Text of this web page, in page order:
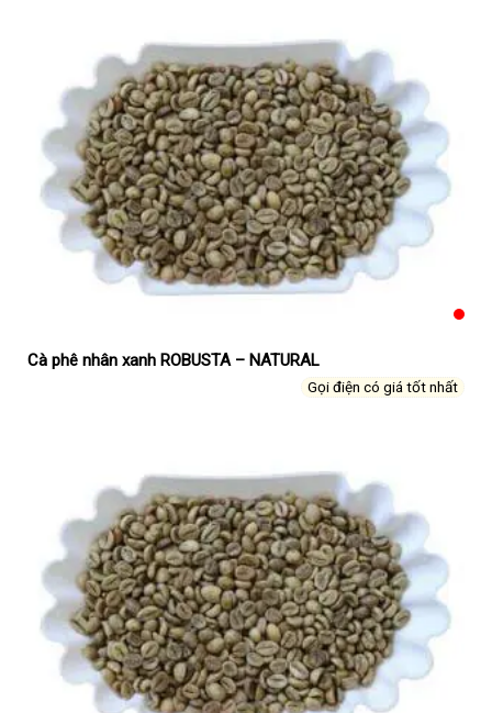
Cà phê nhân xanh ROBUSTA – NATURAL
Gọi điện có giá tốt nhất